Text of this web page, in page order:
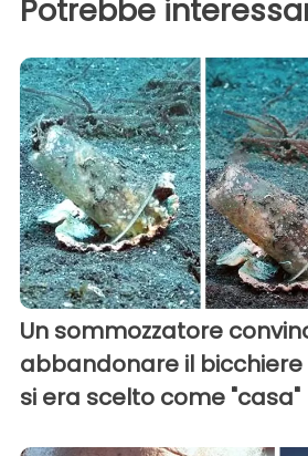
Potrebbe
Un sommozzatore
abbandonare il
si era scelto come "casa"